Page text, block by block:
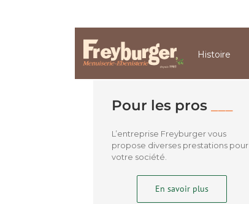
Histoire
Pour les pros
L’entreprise Freyburger vous
propose diverses prestations pour
votre société.
En savoir plus